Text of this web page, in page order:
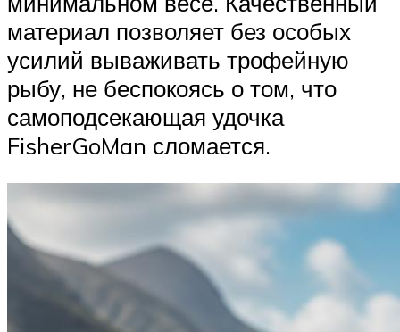
материал позволяет без особых
усилий вываживать трофейную
рыбу, не беспокоясь о том, что
самоподсекающая удочка
FisherGoMan сломается.